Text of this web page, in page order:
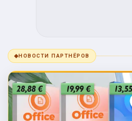
◆НОВОСТИ ПАРТНЁРОВ